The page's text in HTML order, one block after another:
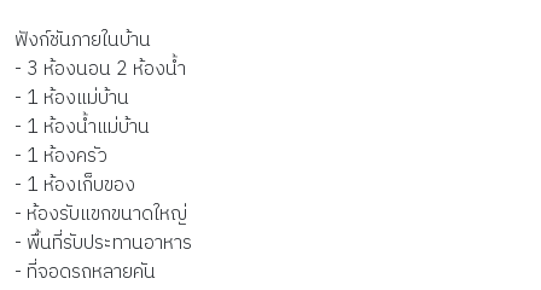
ฟังก์ชันภายในบ้าน
- 3 ห้องนอน 2 ห้องน้ำ
- 1 ห้องแม่บ้าน
- 1 ห้องน้ำแม่บ้าน
- 1 ห้องครัว
- 1 ห้องเก็บของ
- ห้องรับแขกขนาดใหญ่
- พื้นที่รับประทานอาหาร
- ที่จอดรถหลายคัน